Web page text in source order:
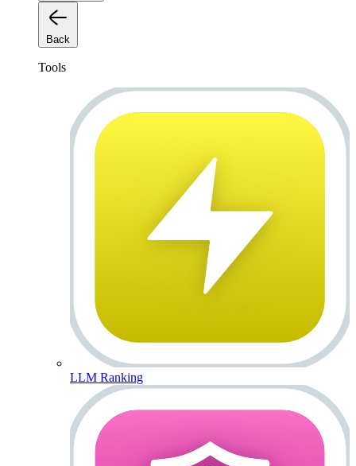
Back
Tools
LLM Ranking